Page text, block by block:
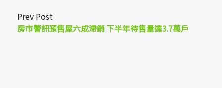
Prev Post
房市警訊預售屋六成滯銷 下半年待售量達3.7萬戶